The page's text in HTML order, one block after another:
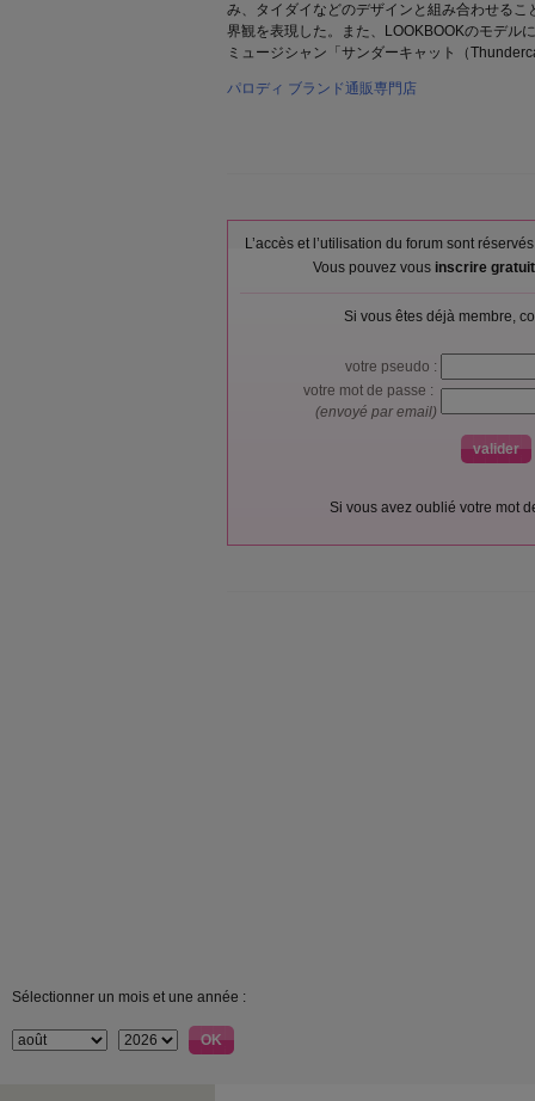
み、タイダイなどのデザインと組み合わせる
界観を表現した。また、LOOKBOOKのモデル
ミュージシャン「サンダーキャット（
パロディ ブランド通販専門店
L’accès et l’utilisation du forum sont
Vous pouvez vous inscrire
Si vous êtes déjà membre,
votre pseudo :
votre mot de passe :
(envoyé par email)
Si vous avez oublié votre mot
Sélectionner un mois et une année :